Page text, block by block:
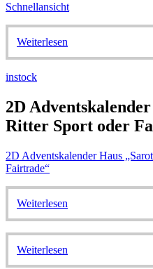
Schnellansicht
Weiterlesen
instock
2D
Ritter Sport oder
2D Adventskalender Haus
Fairtrade“
Weiterlesen
Weiterlesen